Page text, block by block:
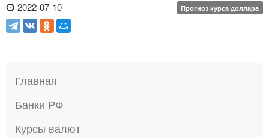
2022-07-10
Прогноз курса доллара
Главная
Банки РФ
Курсы валют